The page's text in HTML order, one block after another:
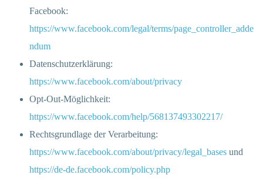
Facebook:
https://www.facebook.com/legal/terms/page_controller_adde
ndum
Datenschutzerklärung:
https://www.facebook.com/about/privacy
Opt-Out-Möglichkeit:
https://www.facebook.com/help/568137493302217/
Rechtsgrundlage der Verarbeitung:
https://www.facebook.com/about/privacy/legal_bases und
https://de-de.facebook.com/policy.php